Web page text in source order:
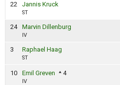
22 Jannis Kruck
ST
24 Marvin Dillenburg
IV
3 Raphael Haag
ST
10 Emil Greven 4
IV